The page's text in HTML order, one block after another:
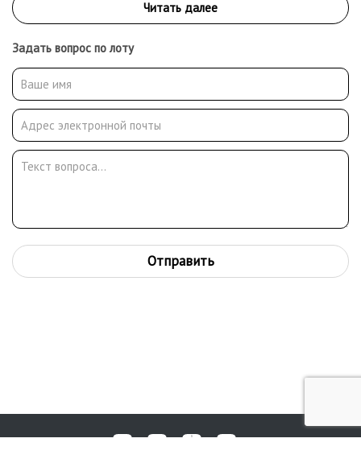
Ленинград. Обучался в Подготовительных классах при ИЖСА
(1935-1937) у И.И. Бродского и в Институте повышения
квалификации работников искусств (1935-1937) у М.Д.
Бернштейна. В предвоенные годы работал в театре оперы и
балета им. С.М. Кирова и в Оперной студии Ленинградской
консерватории. С 1941 г. служил в эвакогоспитале, был
санитаром и художником. Работал во вновь созданном
Блокадном театре драмы (в помещении Театра комедии). С
1943 г. А.Д. Кетов связан с Театром музыкальной комедии. При
его участии создано сценическое оформление к таким
знаменитым спектаклям, как «Перикола», «Свадьба в
постановщиком драмтеатра в г. Великие Луки. Много лет
работал художником-екоратором в мастерских Кировского
(Мариинского) театра. Им исполнены декорации к знаменитым
операм «Князь Игорь» (1957, по эскизам И.В. Севастьянова) и
Задать вопрос по лоту
Отправить